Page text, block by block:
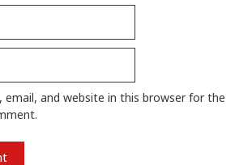
email, and website in this browser for the